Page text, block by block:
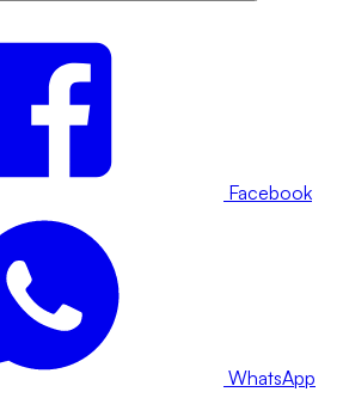
Facebook
WhatsApp